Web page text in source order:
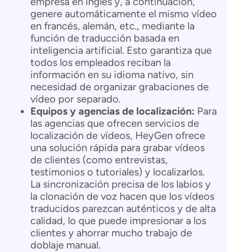
genere automáticamente el mismo vídeo
en francés, alemán, etc., mediante la
función de traducción basada en
inteligencia artificial. Esto garantiza que
todos los empleados reciban la
información en su idioma nativo, sin
necesidad de organizar grabaciones de
vídeo por separado.
Equipos y agencias de localización: Para
las agencias que ofrecen servicios de
localización de vídeos, HeyGen ofrece
una solución rápida para grabar vídeos
de clientes (como entrevistas,
testimonios o tutoriales) y localizarlos.
La sincronización precisa de los labios y
la clonación de voz hacen que los vídeos
traducidos parezcan auténticos y de alta
calidad, lo que puede impresionar a los
clientes y ahorrar mucho trabajo de
doblaje manual.